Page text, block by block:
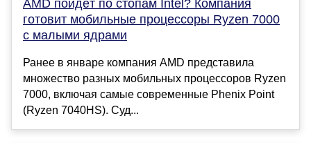
AMD пойдёт по стопам Intel? Компания
готовит мобильные процессоры Ryzen 7000
с малыми ядрами
Ранее в январе компания AMD представила
множество разных мобильных процессоров Ryzen
7000, включая самые современные Phenix Point
(Ryzen 7040HS). Суд...